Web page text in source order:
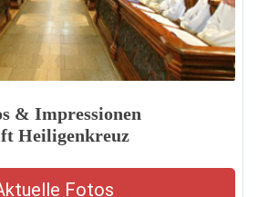
& Impressionen
Heiligenkreuz
Fotos